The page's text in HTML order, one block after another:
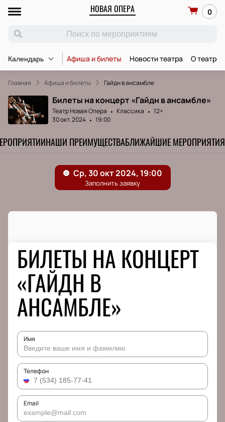
НОВАЯ ОПЕРА 0
Календарь Афиша и билеты Новости театра О театре
Главная Афиша и билеты Гайдн в ансамбле
Билеты на концерт «Гайдн в ансамбле»
Театр Новая Опера Классика
12+
30 окт. 2024
19:00
НАШИ ПРЕИМУЩЕСТВАБЛИЖАЙШИЕ МЕРОПРИЯТИЯ
БИЛЕТЫ НА КОНЦЕРТ
«ГАЙДН В
АНСАМБЛЕ»
Имя
Телефон
Email